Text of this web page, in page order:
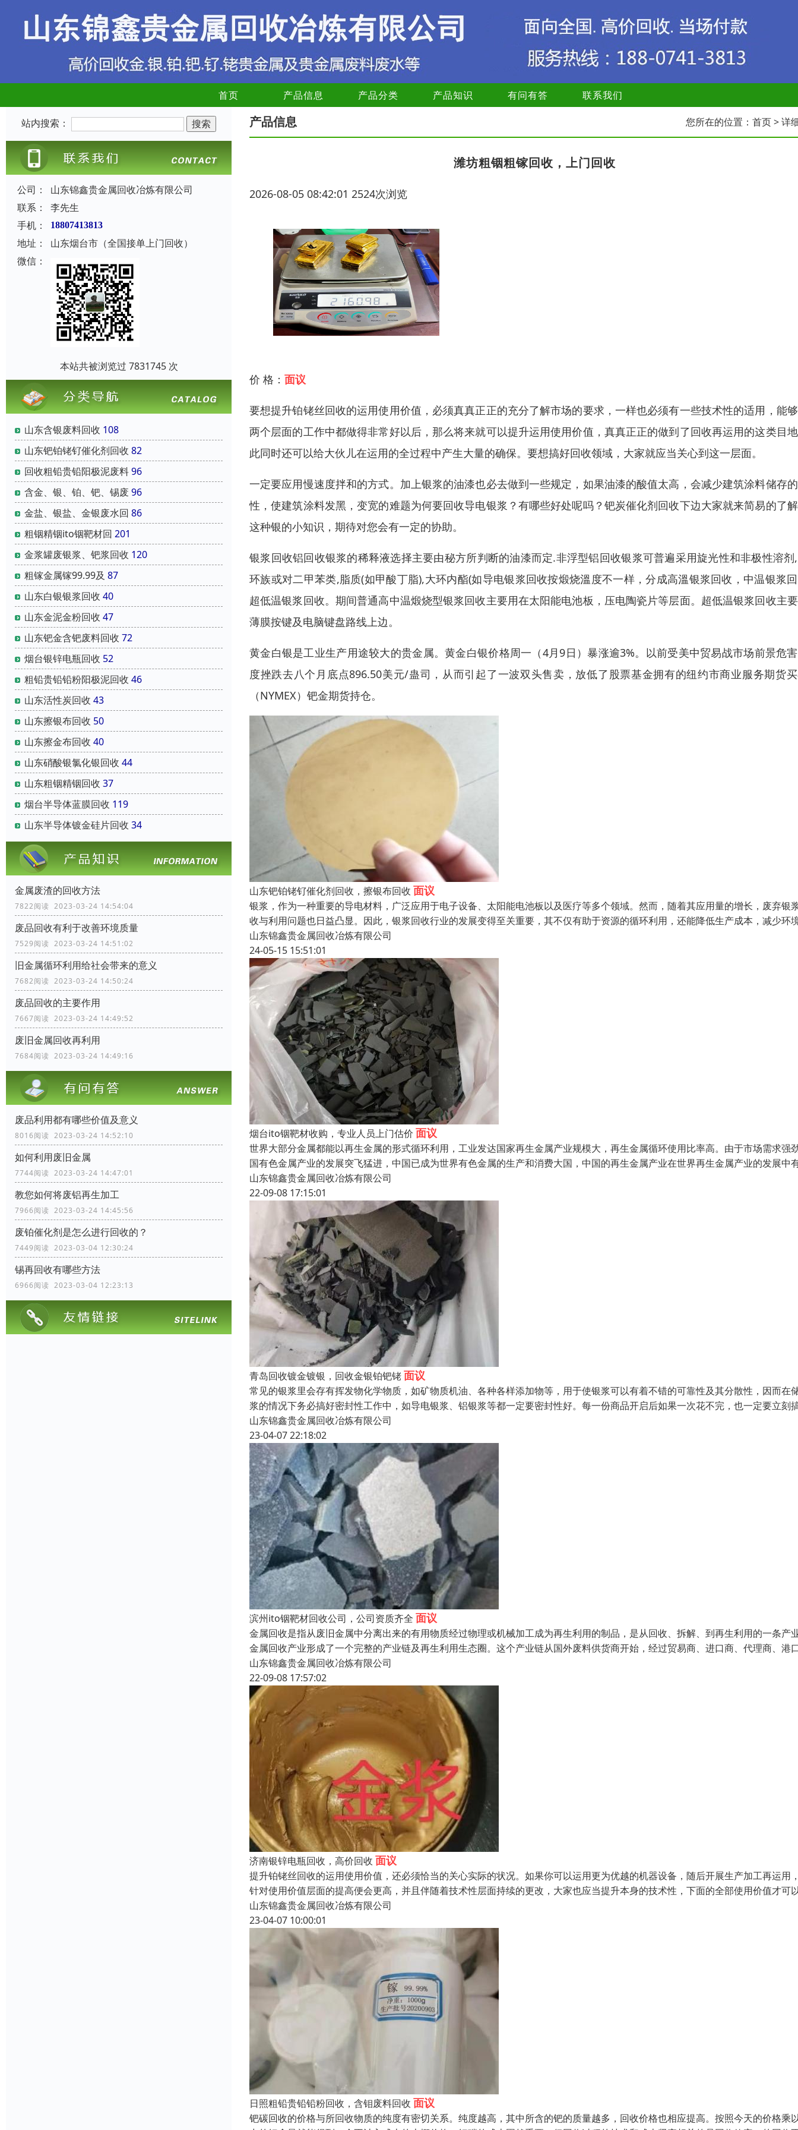
首页 产品信息 产品分类 产品知识 有问有答 联系我们
站内搜索：
公司：
山东锦鑫贵金属回收冶炼有限公司
联系：
李先生
手机：
18807413813
地址：
山东烟台市（全国接单上门回收）
微信：
本站共被浏览过 7831745 次
山东含银废料回收 108
山东钯铂铑钌催化剂回收 82
回收粗铅贵铅阳极泥废料96
含金、银、铂、钯、锡废 96
金盐、银盐、金银废水回 86
粗铟精铟ito铟靶材回 201
金浆罐废银浆、钯浆回收 120
粗镓金属镓99.99及 87
山东白银银浆回收 40
山东金泥金粉回收 47
山东钯金含钯废料回收 72
烟台银锌电瓶回收 52
粗铅贵铅铅粉阳极泥回收 46
山东活性炭回收 43
山东擦银布回收 50
山东擦金布回收 40
山东硝酸银氯化银回收 44
山东粗铟精铟回收 37
烟台半导体蓝膜回收 119
山东半导体镀金硅片回收 34
金属废渣的回收方法
7822阅读 2023-03-24 14:54:04
废品回收有利于改善环境质量
7529阅读 2023-03-24 14:51:02
旧金属循环利用给社会带来的意义
7682阅读 2023-03-24 14:50:24
废品回收的主要作用
7667阅读 2023-03-24 14:49:52
废旧金属回收再利用
7684阅读 2023-03-24 14:49:16
废品利用都有哪些价值及意义
8016阅读 2023-03-24 14:52:10
如何利用废旧金属
7744阅读 2023-03-24 14:47:01
教您如何将废铝再生加工
7966阅读 2023-03-24 14:45:56
废铂催化剂是怎么进行回收的？
7449阅读 2023-03-04 12:30:24
锡再回收有哪些方法
6966阅读 2023-03-04 12:23:13
产品信息 您所在的位置： 首页> 详
潍坊粗铟粗镓回收，上门回收
2026-08-05 08:42:01 2524次浏览
价 格： 面议
要想提升铂铑丝回收的运用使用价值，必须真真正正的充分了解市场的要求，一样也必须有一些技术性的适用，能
两个层面的工作中都做得非常好以后，那么将来就可以提升运用使用价值，真真正正的做到了回收再运用的这类目
此同时还可以给大伙儿在运用的全过程中产生大量的确保。要想搞好回收领域，大家就应当关心到这一层面。
一定要应用慢速度拌和的方式。加上银浆的油漆也必去做到一些规定，如果油漆的酸值太高，会减少建筑涂料储存
性，使建筑涂料发黑，变宽的难题为何要回收导电银浆？有哪些好处呢吗？钯炭催化剂回收下边大家就来简易的了
这种银的小知识，期待对您会有一定的协助。
银浆回收铝回收银浆的稀释液选择主要由秘方所判断的油漆而定.非浮型铝回收银浆可普遍采用旋光性和非极性溶剂
环族或对二甲苯类,脂质(如甲酸丁脂),大环内酯(如导电银浆回收按煅烧溫度不一样，分成高溫银浆回收，中温银浆
超低温银浆回收。期间普通高中温煅烧型银浆回收主要用在太阳能电池板，压电陶瓷片等层面。超低温银浆回收主
薄膜按键及电脑键盘路线上边。
黄金白银是工业生产用途较大的贵金属。黄金白银价格周一（4月9日）暴涨逾3%。以前受美中贸易战市场前景危
度挫跌去八个月底点896.50美元/蛊司，从而引起了一波双头售卖，放低了股票基金拥有的纽约市商业服务期货
（NYMEX）钯金期货持仓。
山东钯铂铑钌催化剂回收，擦银布回收 面议
银浆，作为一种重要的导电材料，广泛应用于电子设备、太阳能电池板以及医疗等多个领域。然而，随着其应用量的增长，废弃银
收与利用问题也日益凸显。因此，银浆回收行业的发展变得至关重要，其不仅有助于资源的循环利用，还能降低生产成本，减少环
山东锦鑫贵金属回收冶炼有限公司
24-05-15 15:51:01
烟台ito铟靶材收购，专业人员上门估价 面议
世界大部分金属都能以再生金属的形式循环利用，工业发达国家再生金属产业规模大，再生金属循环使用比率高。由于市场需求强
国有色金属产业的发展突飞猛进，中国已成为世界有色金属的生产和消费大国，中国的再生金属产业在世界再生金属产业的发展中
山东锦鑫贵金属回收冶炼有限公司
22-09-08 17:15:01
青岛回收镀金镀银，回收金银铂钯铑面议
常见的银浆里会存有挥发物化学物质，如矿物质机油、各种各样添加物等，用于使银浆可以有着不错的可靠性及其分散性，因而在
浆的情况下务必搞好密封性工作中，如导电银浆、铝银浆等都一定要密封性好。每一份商品开启后如果一次花不完，也一定要立刻
山东锦鑫贵金属回收冶炼有限公司
23-04-07 22:18:02
滨州ito铟靶材回收公司，公司资质齐全 面议
金属回收是指从废旧金属中分离出来的有用物质经过物理或机械加工成为再生利用的制品，是从回收、拆解、到再生利用的一条产
金属回收产业形成了一个完整的产业链及再生利用生态圈。这个产业链从国外废料供货商开始，经过贸易商、进口商、代理商、港
山东锦鑫贵金属回收冶炼有限公司
22-09-08 17:57:02
济南银锌电瓶回收，高价回收 面议
提升铂铑丝回收的运用使用价值，还必须恰当的关心实际的状况。如果你可以运用更为优越的机器设备，随后开展生产加工再运用
针对使用价值层面的提高便会更高，并且伴随着技术性层面持续的更改，大家也应当提升本身的技术性，下面的全部使用价值才可
山东锦鑫贵金属回收冶炼有限公司
23-04-07 10:00:01
日照粗铅贵铅铅粉回收，含钼废料回收 面议
钯碳回收的价格与所回收物质的纯度有密切关系。纯度越高，其中所含的钯的质量越多，回收价格也相应提高。按照今天的价格乘